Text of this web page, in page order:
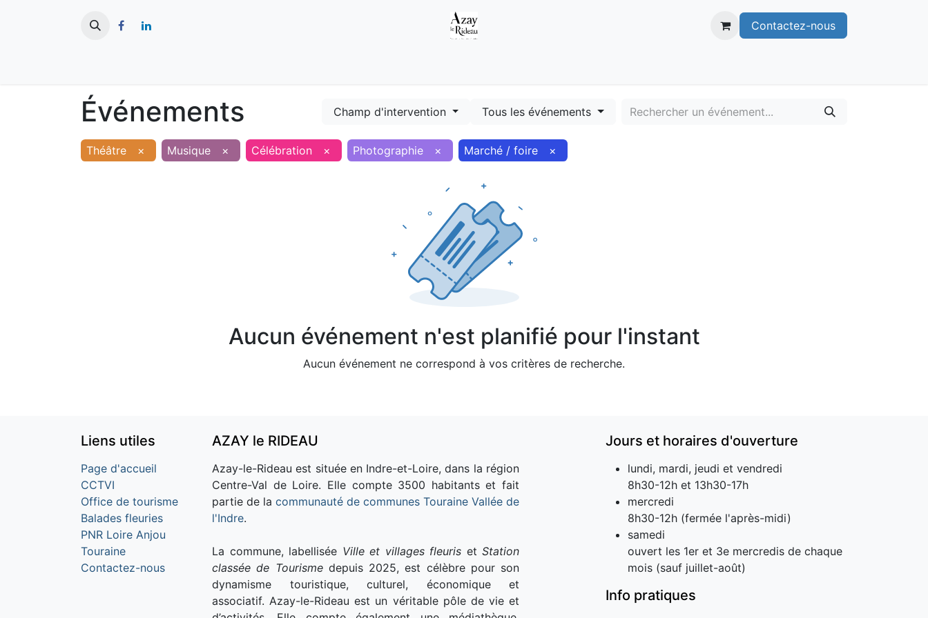
Contactez-nous
Événements Champ d'intervention Tous les événements
Théâtre × Musique × Célébration × Photographie × Marché / foire ×
Aucun événement n'est planifié pour l'instant
Aucun événement ne correspond à vos critères de recherche.
Liens utiles
Page d'accueil
CCTVI
Office de tourisme
Balades fleuries
PNR Loire Anjou
Touraine
Contactez-nous
AZAY le RIDEAU
Azay-le-Rideau est située en Indre-et-Loire, dans la région
Centre-Val de Loire. Elle compte 3500 habitants et fait
partie de la communauté de communes Touraine Vallée de
l'Indre.
La commune, labellisée Ville et villages fleuris et Station
classée de Tourismedepuis 2025, est célèbre pour son
dynamisme touristique, culturel, économique et
associatif. Azay-le-Rideau est un véritable pôle de vie et
Jours et horaires d'ouverture
lundi, mardi, jeudi et vendredi
8h30-12h et 13h30-17h
mercredi
8h30-12h (fermée l'après-midi)
samedi
ouvert les 1er et 3e mercredis de chaque
mois (sauf juillet-août)
Info pratiques